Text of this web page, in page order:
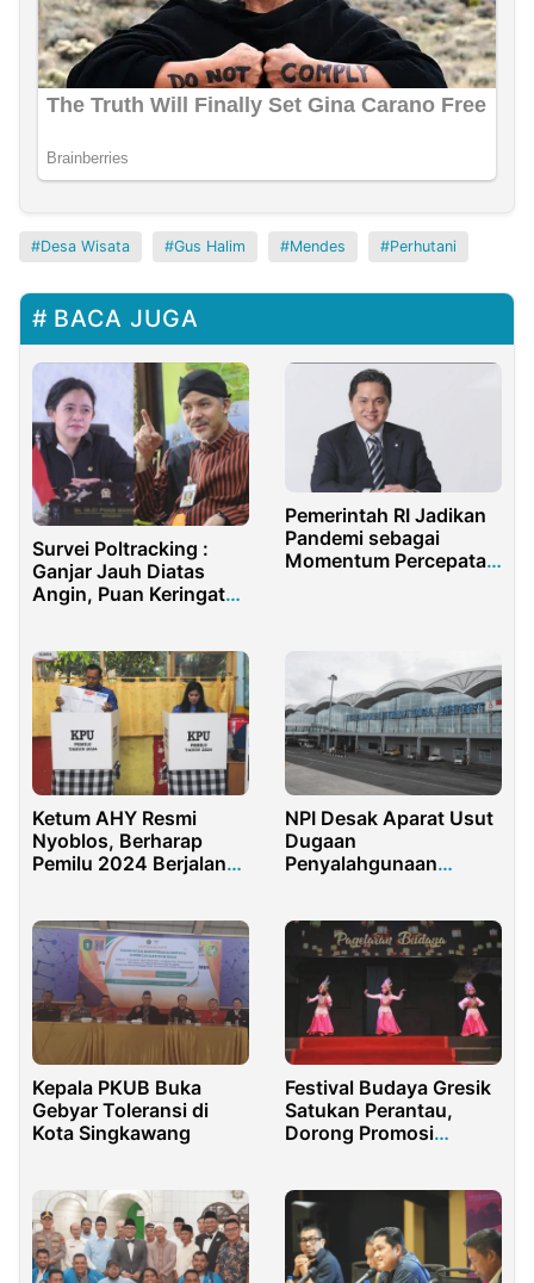
Desa Wisata Gus Halim Mendes Perhutani
BACA JUGA
Survei Poltracking :
Ganjar Jauh Diatas
Angin, Puan Keringat
Pemerintah RI Jadikan
Pandemi sebagai
Momentum Percepatan
Ketum AHY Resmi
Nyoblos, Berharap
Pemilu 2024 Berjalan
NPI Desak Aparat Usut
Dugaan
Penyalahgunaan
Sipil
Kepala PKUB Buka
Gebyar Toleransi di
Kota Singkawang
Festival Budaya Gresik
Satukan Perantau,
Dorong Promosi